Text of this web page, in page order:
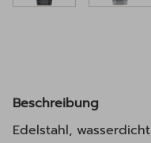
Beschreibung
Edelstahl,